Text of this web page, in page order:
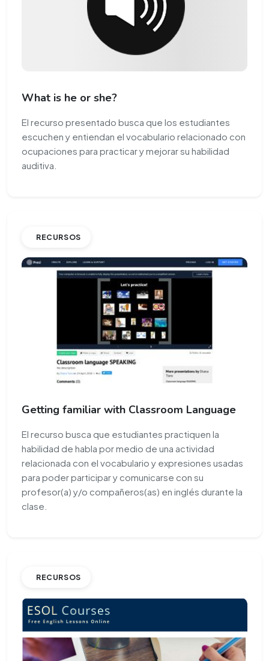
What is he or she?
El recurso presentado busca que los estudiantes
escuchen y entiendan el vocabulario relacionado con
ocupaciones para practicar y mejorar su habilidad
auditiva.
RECURSOS
Getting familiar with Classroom Language
El recurso busca que estudiantes practiquen la
habilidad de habla por medio de una actividad
relacionada con el vocabulario y expresiones usadas
para poder participar y comunicarse con su
profesor(a) y/o compañeros(as) en inglés durante la
clase.
RECURSOS